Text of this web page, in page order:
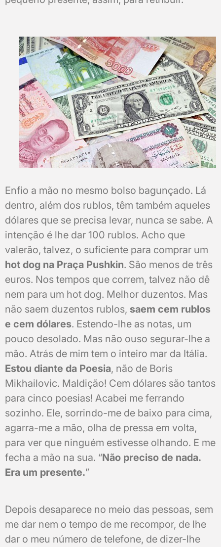
Enfio a mão no mesmo bolso bagunçado. Lá
dentro, além dos rublos, têm também aqueles
dólares que se precisa levar, nunca se sabe. A
intenção é lhe dar 100 rublos. Acho que
valerão, talvez, o suficiente para comprar um
hot dog na Praça Pushkin. São menos de três
euros. Nos tempos que correm, talvez não dê
nem para um hot dog. Melhor duzentos. Mas
não saem duzentos rublos, saem cem rublos
e cem dólares. Estendo-lhe as notas, um
pouco desolado. Mas não ouso segurar-lhe a
mão. Atrás de mim tem o inteiro mar da Itália.
Estou diante da Poesia, não de Boris
Mikhailovic. Maldição! Cem dólares são tantos
para cinco poesias! Acabei me ferrando
sozinho. Ele, sorrindo-me de baixo para cima,
agarra-me a mão, olha de pressa em volta,
para ver que ninguém estivesse olhando. E me
fecha a mão na sua. “Não preciso de nada.
Era um presente.”
Depois desaparece no meio das pessoas, sem
me dar nem o tempo de me recompor, de lhe
dar o meu número de telefone, de dizer-lhe